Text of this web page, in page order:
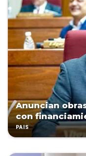
Anuncian
con
PAÍS